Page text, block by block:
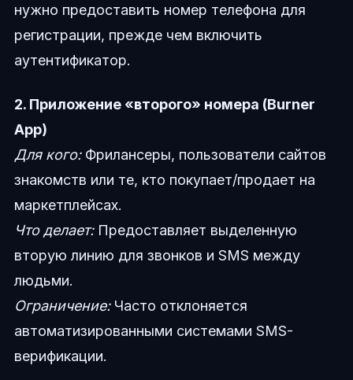
нужно предоставить номер телефона для
регистрации, прежде чем включить
аутентификатор.
2. Приложение «второго» номера (Burner
App)
Для кого:Фрилансеры, пользователи сайтов
знакомств или те, кто покупает/продает на
маркетплейсах.
Что делает:Предоставляет выделенную
вторую линию для звонков и SMS между
людьми.
Ограничение:Часто отклоняется
автоматизированными системами SMS-
верификации.